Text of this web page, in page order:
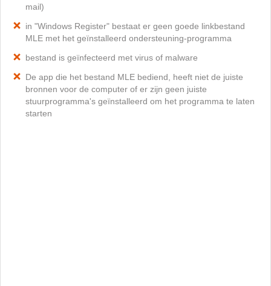
mail)
in "Windows Register" bestaat er geen goede linkbestand
MLE met het geïnstalleerd ondersteuning-programma
bestand is geïnfecteerd met virus of malware
De app die het bestand MLE bediend, heeft niet de juiste
bronnen voor de computer of er zijn geen juiste
stuurprogramma's geïnstalleerd om het programma te laten
starten